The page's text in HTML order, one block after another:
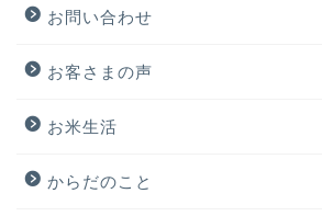
お問い合わせ
お客さまの声
お米生活
からだのこと